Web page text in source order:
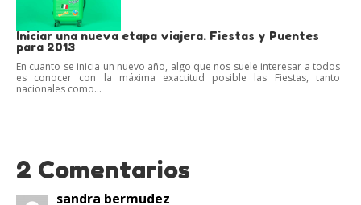
Iniciar una nueva etapa viajera. Fiestas y Puentes
para 2013
En cuanto se inicia un nuevo año, algo que nos suele interesar a todos
es conocer con la máxima exactitud posible las Fiestas, tanto
nacionales como...
2 Comentarios
sandra bermudez